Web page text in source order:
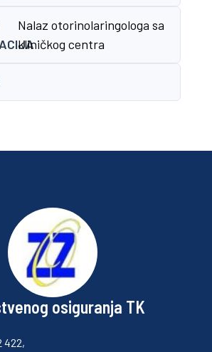
Nalaz otorinolaringologa sa
kliničkog centra
osiguranja TK
422,